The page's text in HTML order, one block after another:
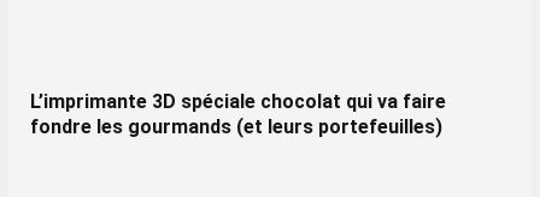
L’imprimante 3D spéciale chocolat qui va faire
fondre les gourmands (et leurs portefeuilles)